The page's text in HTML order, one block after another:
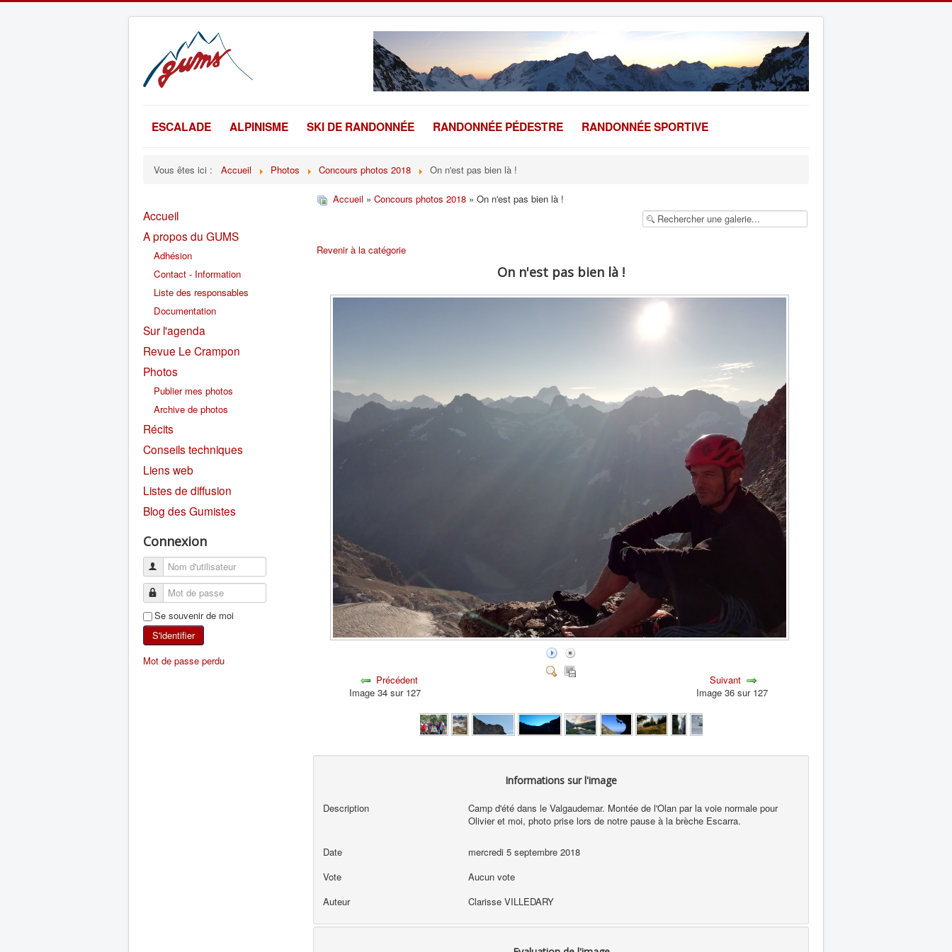
ESCALADE ALPINISME SKI DE RANDONNÉE RANDONNÉE PÉDESTRE RANDONNÉE SPORTIVE
Vous êtes ici : Accueil Photos Concours photos 2018 On n'est pas bien là !
Accueil
A propos du GUMS
Adhésion
Contact - Information
Liste des responsables
Documentation
Sur l'agenda
Revue Le Crampon
Photos
Publier mes photos
Archive de photos
Récits
Conseils techniques
Liens web
Listes de diffusion
Blog des Gumistes
Connexion
Se souvenir de moi
S'identifier
Mot de passe perdu
Accueil » Concours photos 2018 » On n'est pas bien là !
Revenir à la catégorie
On n'est pas bien là !
Précédent
Image 34 sur 127
Suivant
Image 36 sur 127
Informations sur l'image
Description
Camp d'été dans le Valgaudemar. Montée de l'Olan par la voie normale pour
Olivier et moi, photo prise lors de notre pause à la brèche Escarra.
Date
mercredi 5 septembre 2018
Vote
Aucun vote
Auteur
Clarisse VILLEDARY